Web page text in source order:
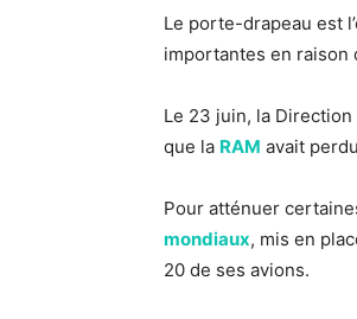
Le porte-drapeau est
importantes en raison
Le 23 juin, la
que la RAM avait
Pour atténuer
mondiaux, mis en
20 de ses avions.